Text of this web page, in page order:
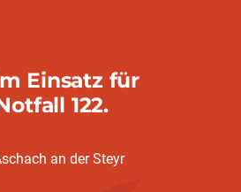
Einsatz für
122.
an der Steyr